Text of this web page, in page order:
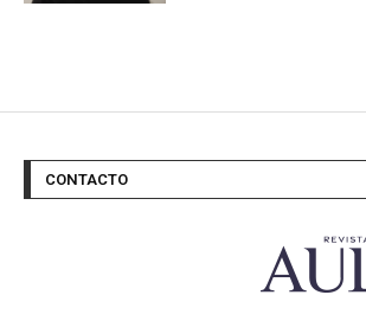
CONTACTO